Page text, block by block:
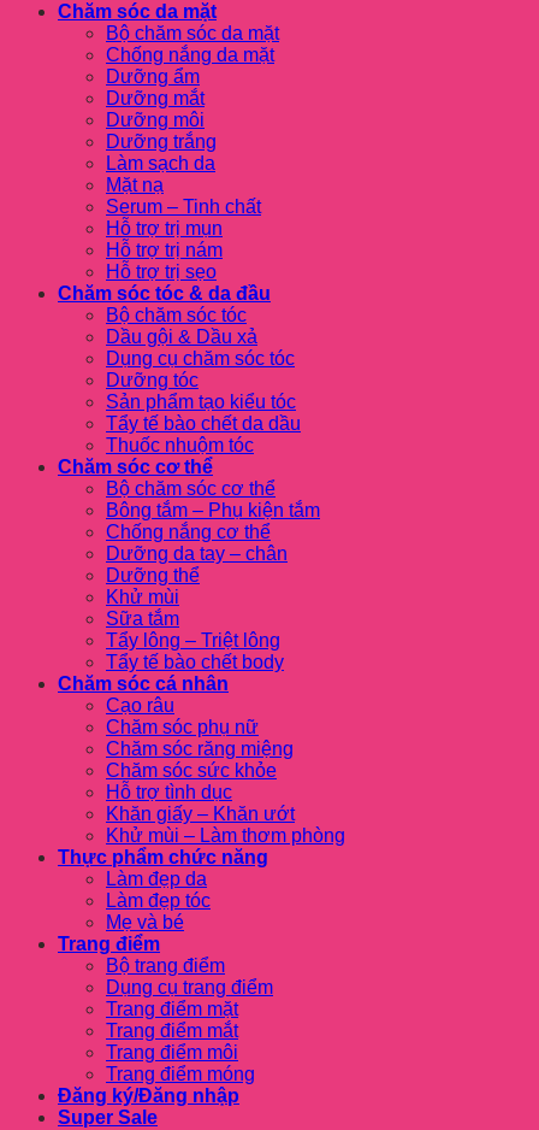
Chăm sóc da mặt
Bộ chăm sóc da mặt
Chống nắng da mặt
Dưỡng ẩm
Dưỡng mắt
Dưỡng môi
Dưỡng trắng
Làm sạch da
Mặt nạ
Serum – Tinh chất
Hỗ trợ trị mụn
Hỗ trợ trị nám
Hỗ trợ trị sẹo
Chăm sóc tóc & da đầu
Bộ chăm sóc tóc
Dầu gội & Dầu xả
Dụng cụ chăm sóc tóc
Dưỡng tóc
Sản phẩm tạo kiểu tóc
Tẩy tế bào chết da dầu
Thuốc nhuộm tóc
Chăm sóc cơ thể
Bộ chăm sóc cơ thể
Bông tắm – Phụ kiện tắm
Chống nắng cơ thể
Dưỡng da tay – chân
Dưỡng thể
Khử mùi
Sữa tắm
Tẩy lông – Triệt lông
Tẩy tế bào chết body
Chăm sóc cá nhân
Cạo râu
Chăm sóc phụ nữ
Chăm sóc răng miệng
Chăm sóc sức khỏe
Hỗ trợ tình dục
Khăn giấy – Khăn ướt
Khử mùi – Làm thơm phòng
Thực phẩm chức năng
Làm đẹp da
Làm đẹp tóc
Mẹ và bé
Trang điểm
Bộ trang điểm
Dụng cụ trang điểm
Trang điểm mặt
Trang điểm mắt
Trang điểm môi
Trang điểm móng
Đăng ký/Đăng nhập
Super Sale